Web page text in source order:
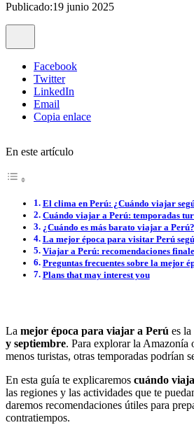
Publicado:19 junio 2025
Facebook
Twitter
LinkedIn
Email
Copia enlace
En este artículo
El clima en Perú: ¿Cuándo viajar
Cuándo viajar a Perú: temporadas
¿Cuándo es más barato viajar a Perú?
La mejor época para visitar Perú
Viajar a Perú: recomendaciones
Preguntas frecuentes sobre la mejor
Plans that may interest you
La mejor época para viajar a Perú es la
y septiembre. Para explorar la Amazonía
menos turistas, otras temporadas podrían
En esta guía te explicaremos cuándo
las regiones y las actividades que te
daremos recomendaciones útiles para
contratiempos.